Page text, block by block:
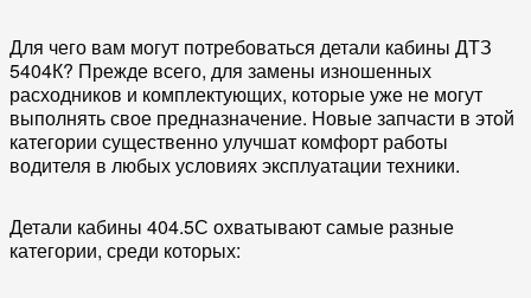
Для чего вам могут потребоваться детали кабины ДТЗ
5404К? Прежде всего, для замены изношенных
расходников и комплектующих, которые уже не могут
выполнять свое предназначение. Новые запчасти в этой
категории существенно улучшат комфорт работы
водителя в любых условиях эксплуатации техники.
Детали кабины 404.5С охватывают самые разные
категории, среди которых: